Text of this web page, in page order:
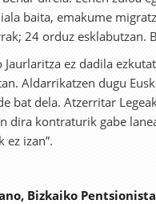
baita, emakume
24 orduz esklabutzan.
Jaurlaritza ez dadila
Aldarrikatzen dugu
bat dela. Atzerritar
dira kontraturik gabe
ez izan”.
Bizkaiko